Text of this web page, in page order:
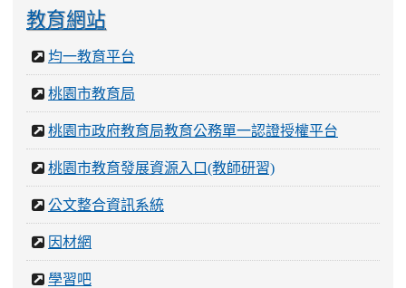
教育網站
均一教育平台
桃園市教育局
桃園市政府教育局教育公務單一認證授權平台
桃園市教育發展資源入口(教師研習)
公文整合資訊系統
因材網
學習吧